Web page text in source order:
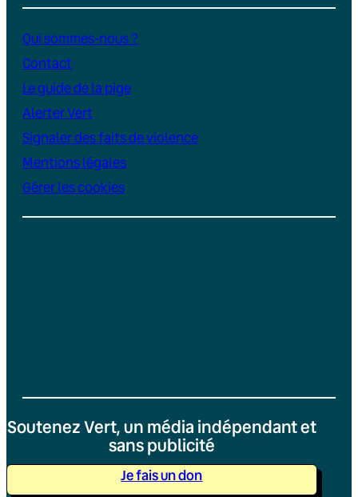
Qui sommes-nous ?
Contact
Le guide de la pige
Alerter Vert
Signaler des faits de violence
Mentions légales
Gérer les cookies
Soutenez Vert, un média indépendant et
sans publicité
Je fais un don